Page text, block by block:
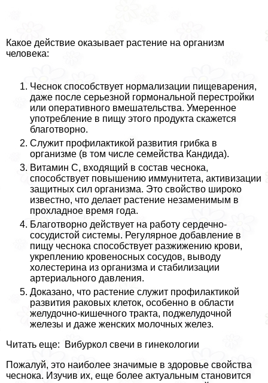
Какое действие оказывает растение на организм
человека:
Чеснок способствует нормализации пищеварения,
даже после серьезной гормональной перестройки
или оперативного вмешательства. Умеренное
употрeбление в пищу этого продукта скажется
благотворно.
Служит профилактикой развития грибка в
организме (в том числе семейства Кандида).
Витамин С, входящий в состав чеснока,
способствует повышению иммунитета, активизации
защитных сил организма. Это свойство широко
известно, что делает растение незаменимым в
прохладное время года.
Благотворно действует на работу сердечно-
сосудистой системы. Регулярное добавление в
пищу чеснока способствует разжижению крови,
укреплению кровеносных сосудов, выводу
холестерина из организма и стабилизации
артериального давления.
Доказано, что растение служит профилактикой
развития paковых клеток, особенно в области
желудочно-кишечного тpaкта, поджелудочной
железы и даже женских молочных желез.
Читать еще: Вибуркол свечи в гинекологии
Пожалуй, это наиболее значимые в здоровье свойства
чеснока. Изучив их, еще более актуальным становится